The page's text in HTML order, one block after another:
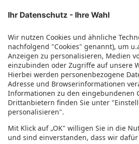
Sorriso
Hotel Il Brigantino
New Primula
All'Orologio
Hotel Principe
Holiday